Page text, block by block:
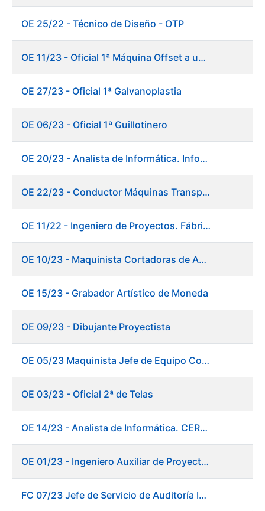
OE 25/22 - Técnico de Diseño - OTP
OE 11/23 - Oficial 1ª Máquina Offset a un color
OE 27/23 - Oficial 1ª Galvanoplastia
OE 06/23 - Oficial 1ª Guillotinero
OE 20/23 - Analista de Informática. Informática.
OE 22/23 - Conductor Máquinas Transportadoras-Elevadoras. Fábrica Papel.
OE 11/22 - Ingeniero de Proyectos. Fábrica de Papel
OE 10/23 - Maquinista Cortadoras de Acabados.
OE 15/23 - Grabador Artístico de Moneda
OE 09/23 - Dibujante Proyectista
OE 05/23 Maquinista Jefe de Equipo Corte y Enfajado
OE 03/23 - Oficial 2ª de Telas
OE 14/23 - Analista de Informática. CERES
OE 01/23 - Ingeniero Auxiliar de Proyectos. Innovación
FC 07/23 Jefe de Servicio de Auditoría Interna